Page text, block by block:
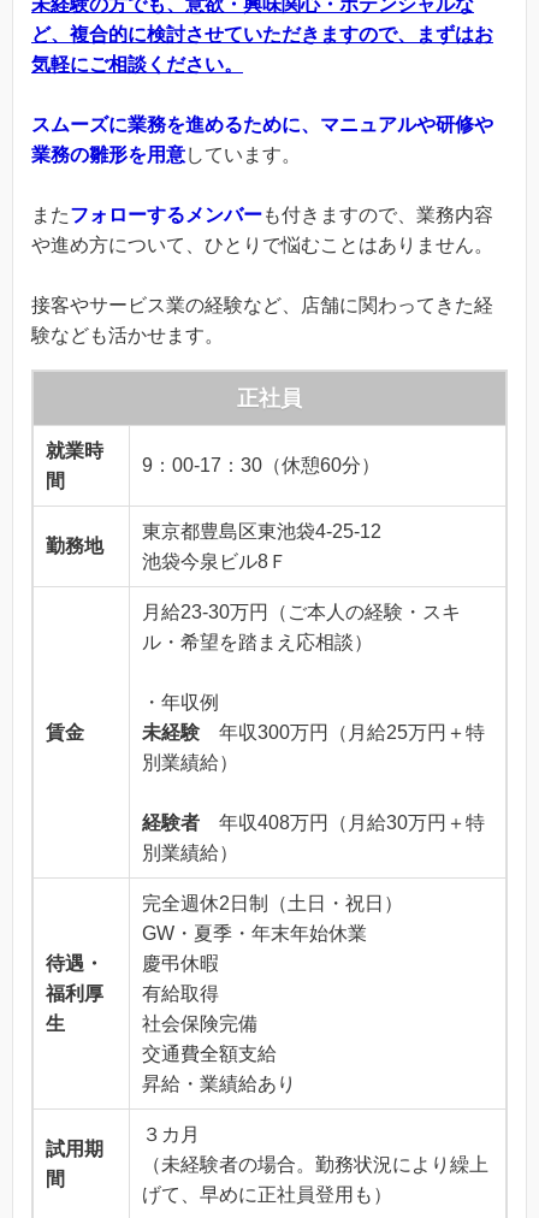
ど、複合的に検討させていただきますので、まずはお
気軽にご相談ください。
スムーズに業務を進めるために、マニュアルや研修や
業務の雛形を用意しています。
またフォローするメンバーも付きますので、業務内容
や進め方について、ひとりで悩むことはありません。
接客やサービス業の経験など、店舗に関わってきた経
験なども活かせます。
正社員
就業時
間
9：00-17：30（休憩60分）
勤務地
東京都豊島区東池袋4-25-12
池袋今泉ビル8Ｆ
賃金
月給23-30万円（ご本人の経験・スキ
ル・希望を踏まえ応相談）
・年収例
未経験 年収300万円（月給25万円＋特
別業績給）
経験者 年収408万円（月給30万円＋特
別業績給）
待遇・
福利厚
生
完全週休2日制（土日・祝日）
GW・夏季・年末年始休業
慶弔休暇
有給取得
社会保険完備
交通費全額支給
昇給・業績給あり
試用期
間
３カ月
（未経験者の場合。勤務状況により繰上
げて、早めに正社員登用も）